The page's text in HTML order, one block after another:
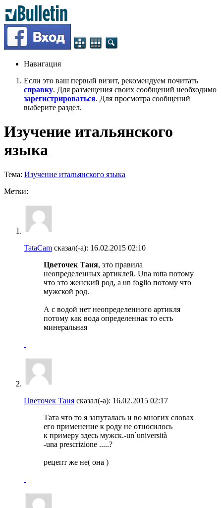
Навигация
Если это ваш первый визит, рекомендуем почитать
справку. Для размещения своих сообщений необходимо
зарегистрироваться. Для просмотра сообщений
выберите раздел.
Изучение итальянского
языка
Тема: Изучение итальянского языка
Метки:
TataCam сказал(-а): 16.02.2015 02:10
Цветочек Таня, это правила
неопределенных артиклей. Una rotta потому
что это женский род, а un foglio потому что
мужской род.
А с водой нет неопределенного артикля
потому как вода определенная то есть
минеральная
Цветочек Таня сказал(-а): 16.02.2015 02:17
Тата что то я запуталась и во многих словах
его применение к роду не относилось
к примеру здесь мужск.-un`università
-una prescrizione .....?
рецепт же не( она )